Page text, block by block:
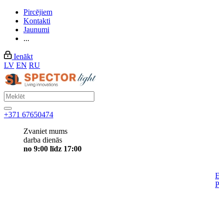
Pircējiem
Kontakti
Jaunumi
...
Ienākt
LV EN RU
+371 67650474
Zvaniet mums
darba dienās
no 9:00 līdz 17:00